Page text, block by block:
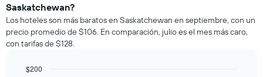
Saskatchewan?
Los hoteles son más baratos en Saskatchewan en septiembre, con un
precio promedio de $106. En comparación, julio es el mes más caro,
con tarifas de $128.
$200